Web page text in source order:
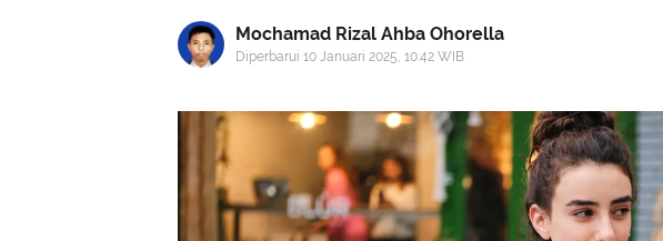
Mochamad Rizal Ahba Ohorella
Diperbarui 10 Januari 2025, 10:42 WIB